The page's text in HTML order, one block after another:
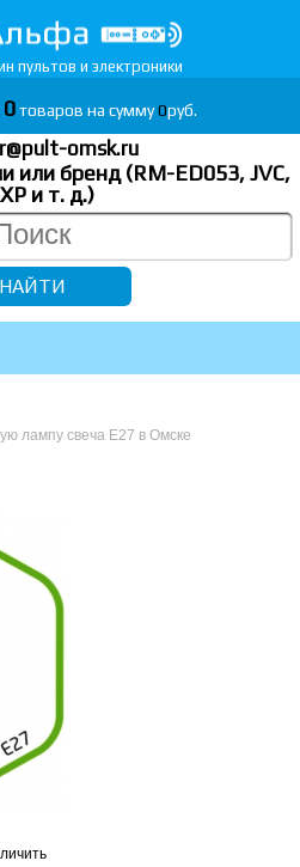
пультов и электроники
0товаров на сумму0руб.
omsk.ru
или бренд (RM-ED053, JVC,
и т. д.)
лампу свеча E27 в Омске